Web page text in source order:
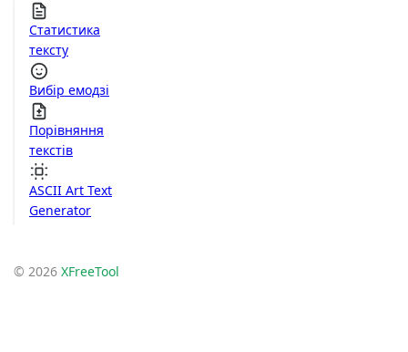
Статистика
тексту
Вибір емодзі
Порівняння
текстів
ASCII Art Text
Generator
© 2026 XFreeTool